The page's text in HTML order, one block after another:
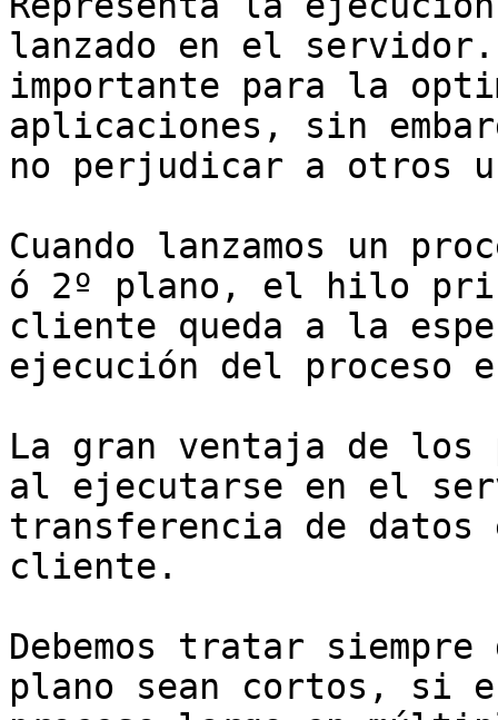
lanzado en el
importante para la
aplicaciones, sin
no perjudicar a otros
Cuando lanzamos un
ó 2º plano, el hilo
cliente queda a la
ejecución del proceso
La gran ventaja de los
al ejecutarse en el
transferencia de
cliente.
Debemos tratar
plano sean cortos, si